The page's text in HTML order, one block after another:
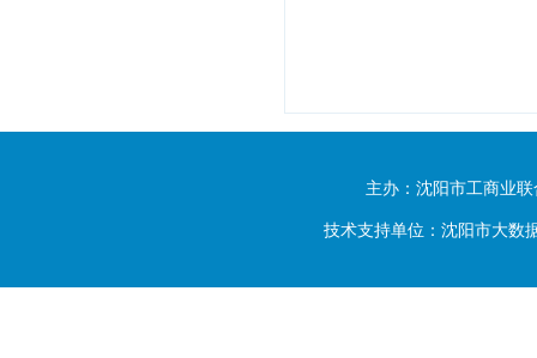
主办：沈阳市工商业
技术支持单位：沈阳市大数